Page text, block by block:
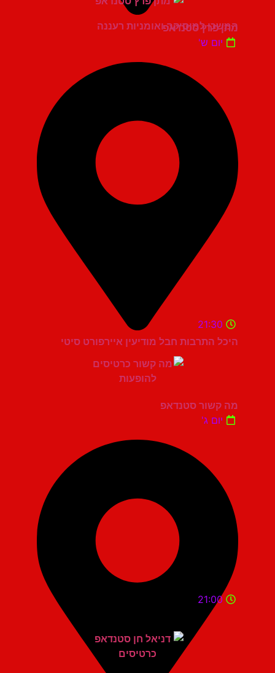
המשכן למוסיקה ואומניות רעננה
מתן פרץ סטנדאפ
יום ש'
היכל התרבות חבל מודיעין איירפורט סיטי
21:30
מה קשור סטנדאפ
יום ג'
21:00